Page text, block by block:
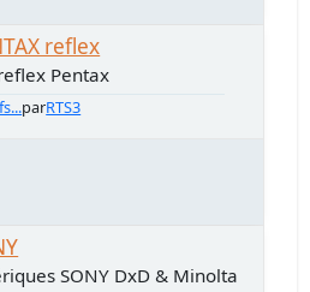
reflex
Pentax
parRTS3
SONY DxD & Minolta